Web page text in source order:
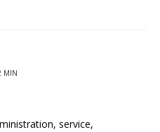
MIN
service,